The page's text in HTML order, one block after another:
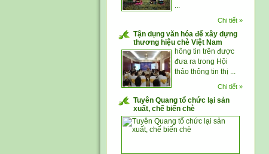
...
Chi tiết »
Tận dụng văn hóa để xây dựng
thương hiệu chè Việt Nam
hông tin trên được
đưa ra trong Hội
thảo thông tin thị ...
Chi tiết »
Tuyên Quang tổ chức lại sản
xuất, chế biến chè